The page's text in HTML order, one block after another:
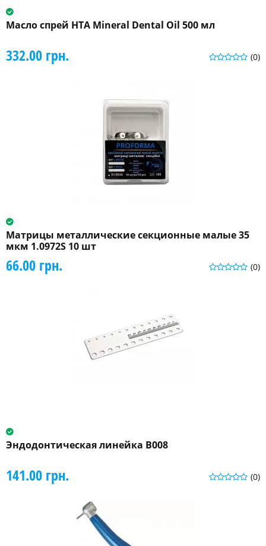
Масло спрей HTA Mineral Dental Oil 500 мл
(0)
332.00 грн.
Матрицы металлические секционные малые 35
мкм 1.0972S 10 шт
(0)
66.00 грн.
Эндодонтическая линейка B008
(0)
141.00 грн.